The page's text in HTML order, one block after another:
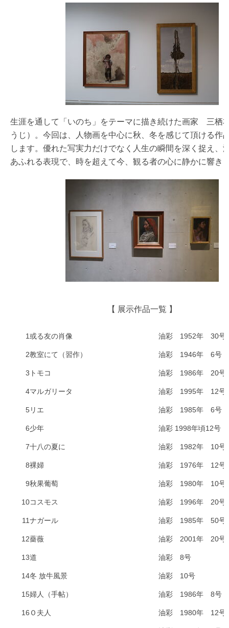
生涯を通して「いのち」をテーマに描き続けた画家 三栖
うじ）。今回は、人物画を中心に秋、冬を感じて頂ける作
します。優れた写実力だけでなく人生の瞬間を深く捉え、
あふれる表現で、時を超えて今、観る者の心に静かに響き
【 展示作品一覧 】
1或る友の肖像 油彩 1952年 30号
2教室にて（習作） 油彩 1946年 6号
3 トモコ 油彩 1986年 20号
4マルガリータ 油彩 1995年 12号
5リエ 油彩 1985年 6号
6少年 油彩 1998年頃12号
7十八の夏に 油彩 1982年 10号
8裸婦 油彩 1976年 12号
9秋果葡萄 油彩 1980年 10号
10コスモス 油彩 1996年 20号
11ナガール 油彩 1985年 50号
12薔薇 油彩 2001年 20号
13道 油彩 8号
14冬 放牛風景 油彩 10号
15婦人（手帖） 油彩 1986年 8号
16 Ｏ夫人 油彩 1980年 12号